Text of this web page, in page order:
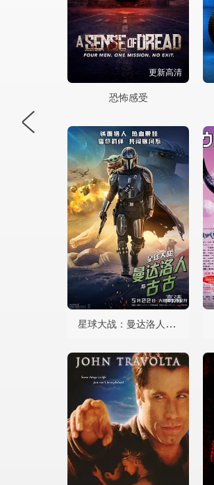
更新高清
恐怖感受
高清
星球大战：曼达洛人与古古